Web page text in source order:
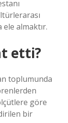
ele almaktır.
etti?
toplumunda
göre
bir